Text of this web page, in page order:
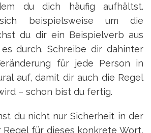
du dich häufig aufhältst.
beispielsweise um die
du dir ein Beispielverb aus
durch. Schreibe dir dahinter
für jede Person in
auf, damit dir auch die Regel
– schon bist du fertig.
du nicht nur Sicherheit in der
für dieses konkrete Wort,